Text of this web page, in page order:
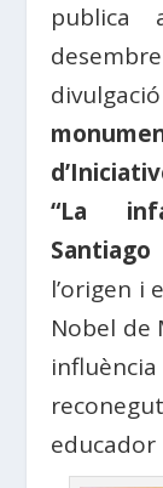
publica
“La
Santiago
l’origen i
Nobel de